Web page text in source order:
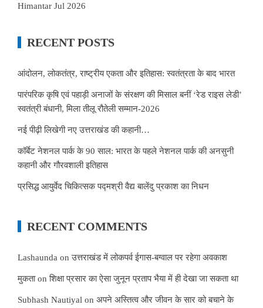
Himantar Jul 2026
RECENT POSTS
आंदोलन, लोकतंत्र, राष्ट्रीय एकता और इतिहास: स्वतंत्रता के बाद भारत
पारंपरिक कृषि एवं पहाड़ी अनाजों के संरक्षण की मिसाल बनीं ‘रेड राइस लेडी’
स्वतंत्री बंधानी, मिला तीलू रौतेली सम्मान-2026
नई पीढ़ी लिखेगी नए उत्तराखंड की कहानी…
कॉर्बेट नेशनल पार्क के 90 साल: भारत के पहले नेशनल पार्क की अनसुनी
कहानी और गौरवशाली इतिहास
प्रसिद्ध आयुर्वेद चिकित्सक पद्मश्री वैद्य बालेंदु प्रकाश का निधन
RECENT COMMENTS
Lashaunda onउत्तराखंड में लोकपर्व ईगास-बग्वाल पर रहेगा अवकाश
मुकताonशिक्षा प्रसार का ऐसा जुनून प्रताप भैया में ही देखा जा सकता था
Subhash Nautiyal on अपने अस्तित्व और जीवन के सार को बचाने के